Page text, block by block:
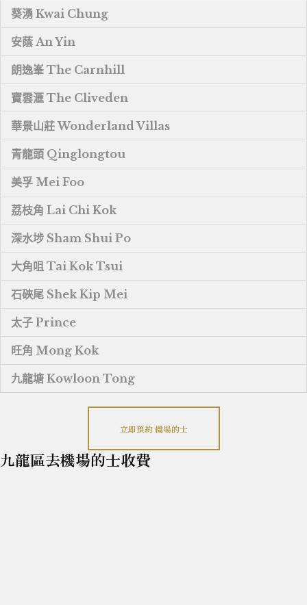
葵湧 Kwai Chung
安蔭 An Yin
朗逸峯 The Carnhill
寶雲滙 The Cliveden
華景山莊 Wonderland Villas
青龍頭 Qinglongtou
美孚 Mei Foo
荔枝角 Lai Chi Kok
深水埗 Sham Shui Po
大角咀 Tai Kok Tsui
石硤尾 Shek Kip Mei
太子 Prince
旺角 Mong Kok
九龍塘 Kowloon Tong
立即預約 機場的士
九龍區去機場的士收費